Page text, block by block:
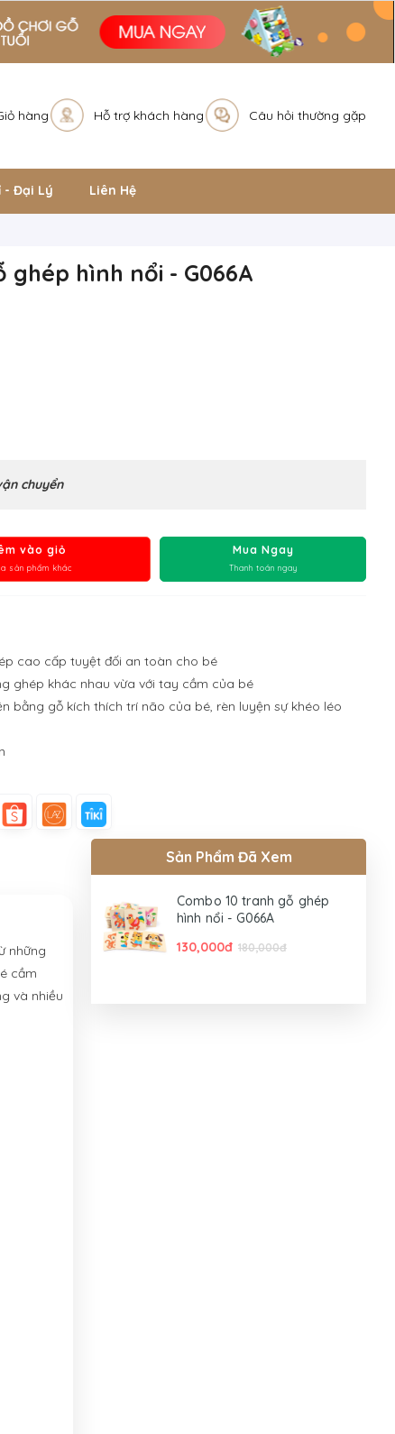
hàng
Hỗ trợ khách hàng Câu hỏi thường gặp
- Đại Lý Liên Hệ
ghép hình nổi - G066A
chuyển
vào giỏ
sản phẩm khác
Mua Ngay
Thanh toán ngay
cao cấp tuyệt đối an toàn cho bé
ghép khác nhau vừa với tay cầm của bé
bằng gỗ kích thích trí não của bé, rèn luyện sự khéo léo
những
cầm
và nhiều
Sản Phẩm Đã Xem
Combo 10 tranh gỗ ghép
hình nổi - G066A
130,000đ 180,000đ